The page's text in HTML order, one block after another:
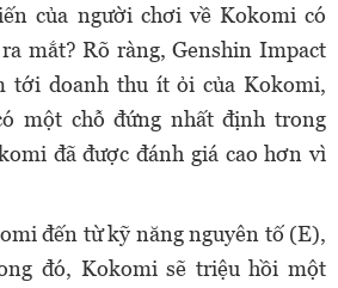
của người chơi về Kokomi có
mắt? Rõ ràng, Genshin Impact
tới doanh thu ít ỏi của Kokomi,
một chỗ đứng nhất định trong
đã được đánh giá cao hơn vì
đến từ kỹ năng nguyên tố (E),
đó, Kokomi sẽ triệu hồi một